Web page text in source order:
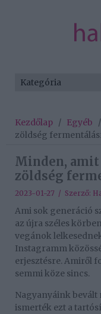
Kezdőlap / Egyéb /
zöldség
Minden,
zöldség
2023-01-27 / Szerző:
Ami sok generáció
az újra széles
vegánok
Instagramm
erjesztésre. Amiről
semmi köze sincs.
Nagyanyáink bevált
ismerték ezt a